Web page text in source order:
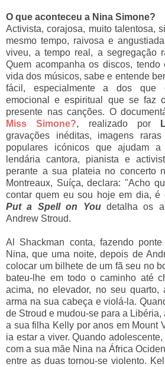
O que aconteceu a Nina Simone?
Activista, corajosa, muito talentosa,
mesmo tempo, raivosa e
viveu, a tempo real, a segregação
Quem acompanha os discos,
vida dos músicos, sabe e entende
fácil, especialmente a dos que
emocional e espiritual que se faz
presente nas canções. O
Miss Simone?, realizado por
gravações inéditas, imagens
populares icónicos que ajudam
lendária cantora, pianista e
perante a sua plateia no concerto
Montreaux, Suíça, declara: "Acho
contar quem eu sou hoje em dia, é
Put a Spell on Youdetalha os
Andrew Stroud.
Al Shackman conta, fazendo
Nina, que uma noite, depois de
colocar um bilhete de um fã seu no
bateu-lhe em todo o caminho até
acima, no elevador, no seu quarto,
arma na sua cabeça e violá-la.
de Stroud e mudou-se para a
a sua filha Kelly por anos em Mount
ia estar a viver. Quando
com a sua mãe Nina na África
entre as duas tornou-se violento.